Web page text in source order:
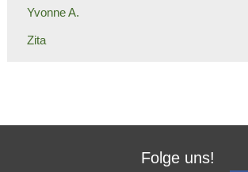
Yvonne A.
Zita
Folge uns!